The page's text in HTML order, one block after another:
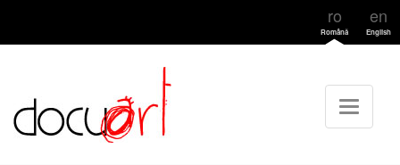
ro
Română
en
English